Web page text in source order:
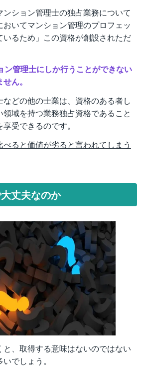
ション管理士の独占業務について
いてマンション管理のプロフェッ
いるため」この資格が創設されただ
ン管理士にしか行うことができない
ん。
どの他の士業は、資格のある者し
域を持つ業務独占資格であること
受できるのです。
ると価値が劣ると言われてしまう
丈夫なのか
、取得する意味はないのではない
でしょう。